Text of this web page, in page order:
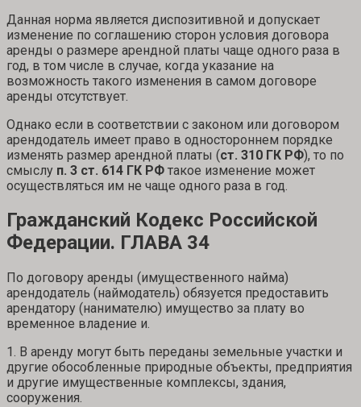
Данная норма является диспозитивной и допускает
изменение по соглашению сторон условия договора
аренды о размере арендной платы чаще одного раза в
год, в том числе в случае, когда указание на
возможность такого изменения в самом договоре
аренды отсутствует.
Однако если в соответствии с законом или договором
арендодатель имеет право в одностороннем порядке
изменять размер арендной платы (ст. 310 ГК РФ), то по
смыслу п. 3 ст. 614 ГК РФ такое изменение может
осуществляться им не чаще одного раза в год.
Гражданский Кодекс Российской
Федерации. ГЛАВА 34
По договору аренды (имущественного найма)
арендодатель (наймодатель) обязуется предоставить
арендатору (нанимателю) имущество за плату во
временное владение и.
1. В аренду могут быть переданы земельные участки и
другие обособленные природные объекты, предприятия
и другие имущественные комплексы, здания,
сооружения.